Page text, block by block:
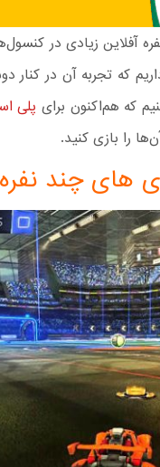
آفلاین زیادی در
که هم‌اکنون برای پلی
را بازی کنید.
های چند